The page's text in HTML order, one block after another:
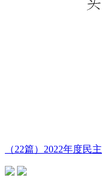
（22篇）2022年度民